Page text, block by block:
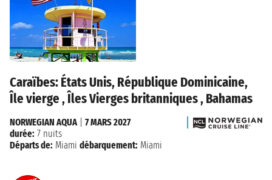
Caraïbes: États Unis, République Dominicaine,
Île vierge , Îles Vierges britanniques , Bahamas
NORWEGIAN AQUA
7 MARS 2027
durée: 7 nuits
Départs de: Miami débarquement: Miami